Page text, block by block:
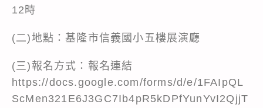
12時
(二)地點：基隆市信義國小五樓展演廳
(三)報名方式：報名連結
https://docs.google.com/forms/d/e/1FAIpQL
ScMen321E6J3GC7Ib4pR5kDPfYunYvI2QjjT